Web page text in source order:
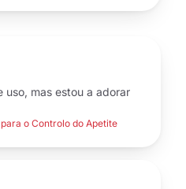
uso, mas estou a adorar
o Controlo do Apetite